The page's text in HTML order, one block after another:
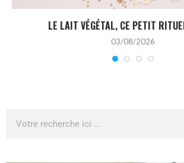
LE LAIT VÉGÉTAL, CE PETIT
03/08/2026